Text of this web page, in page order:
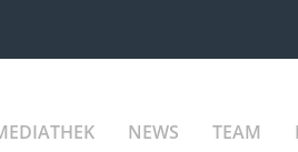
NEWS TEAM